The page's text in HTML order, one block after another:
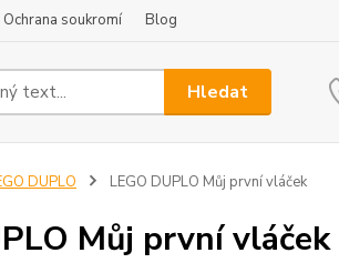
Ochrana soukromí Blog
Hledat
DUPLO LEGO DUPLO Můj první vláček
Můj první vláček